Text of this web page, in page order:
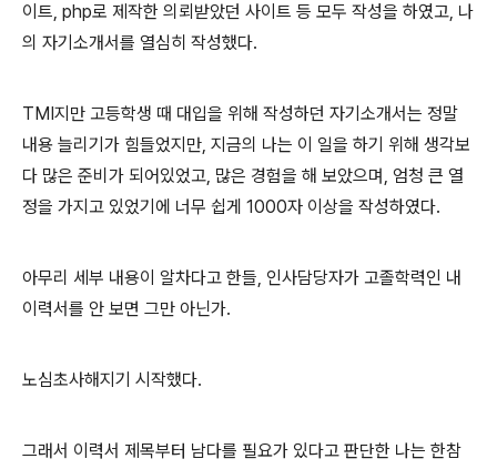
이트, php로 제작한 의뢰받았던 사이트 등 모두 작성을 하였고, 나
의 자기소개서를 열심히 작성했다.
TMI지만 고등학생 때 대입을 위해 작성하던 자기소개서는 정말
내용 늘리기가 힘들었지만, 지금의 나는 이 일을 하기 위해 생각보
다 많은 준비가 되어있었고, 많은 경험을 해 보았으며, 엄청 큰 열
정을 가지고 있었기에 너무 쉽게 1000자 이상을 작성하였다.
아무리 세부 내용이 알차다고 한들, 인사담당자가 고졸학력인 내
이력서를 안 보면 그만 아닌가.
노심초사해지기 시작했다.
그래서 이력서 제목부터 남다를 필요가 있다고 판단한 나는 한참